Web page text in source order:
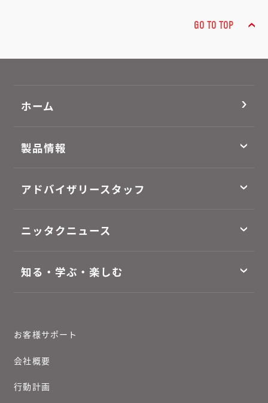
GO TO TOP
ホーム
製品情報
アドバイザリースタッフ
ニッタクニュース
知る・学ぶ・楽しむ
お客様サポート
会社概要
行動計画